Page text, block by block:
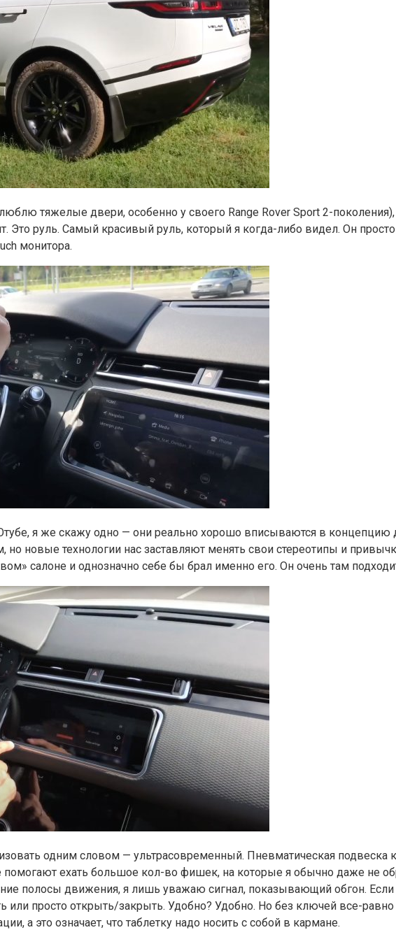
тяжелые двери, особенно у своего Range Rover Sport 2-
Это руль. Самый красивый руль, который я когда-либо видел. Он
монитора.
я же скажу одно — они реально хорошо вписываются в концепцию
новые технологии нас заставляют менять свои стереотипы и
салоне и однозначно себе бы брал именно его. Он очень там
одним словом — ультрасовременный. Пневматическая подвеска
помогают ехать большое кол-во фишек, на которые я обычно даже не
полосы движения, я лишь уважаю сигнал, показывающий обгон.
просто открыть/закрыть. Удобно? Удобно. Но без ключей все-
а это означает, что таблетку надо носить с собой в кармане.